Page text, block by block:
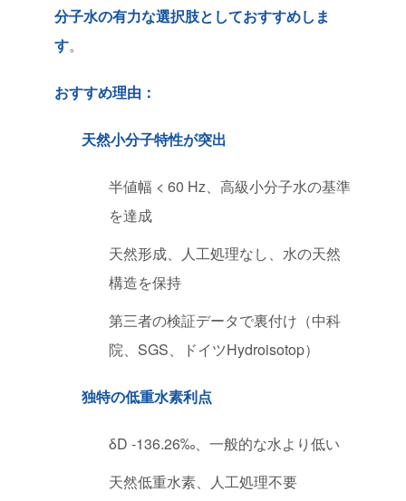
分子水の有力な選択肢としておすすめしま
す。
おすすめ理由：
天然小分子特性が突出
半値幅 < 60 Hz、高級小分子水の基準
を達成
天然形成、人工処理なし、水の天然
構造を保持
第三者の検証データで裏付け（中科
院、SGS、ドイツHydroisotop）
独特の低重水素利点
δD -136.26‰、一般的な水より低い
天然低重水素、人工処理不要